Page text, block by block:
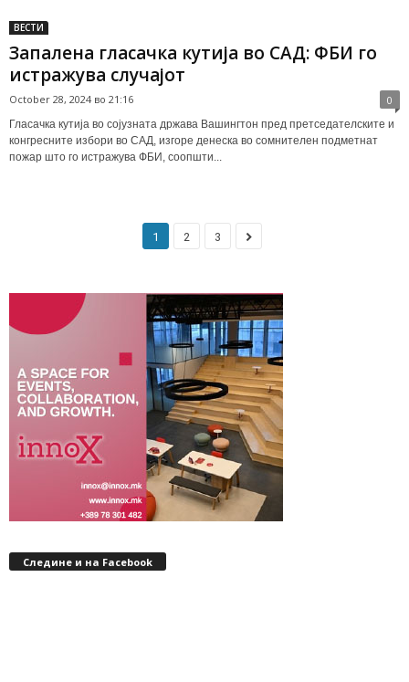
ВЕСТИ
Запалена гласачка кутија во САД: ФБИ го
истражува случајот
October 28, 2024 во 21:16 0
Гласачка кутија во сојузната држава Вашингтон пред претседателските и
конгресните избори во САД, изгоре денеска во сомнителен подметнат
пожар што го истражува ФБИ, соопшти...
1 2 3
Следине и на Facebook